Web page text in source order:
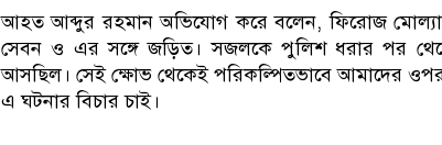
আহত আব্দুর রহমান অভিযোগ করে বলেন, ফিরোজ
সেবন ও এর সঙ্গে জড়িত। সজলকে পুলিশ ধরার পর
আসছিল। সেই ক্ষোভ থেকেই পরিকল্পিতভাবে আমাদের
এ ঘটনার বিচার চাই।